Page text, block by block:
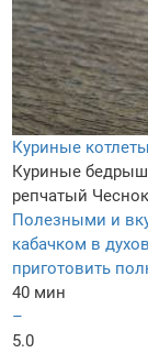
Куриные
Куриные
репчатый Чеснок
Полезными и
кабачком в
приготовить
40 мин
–
5.0